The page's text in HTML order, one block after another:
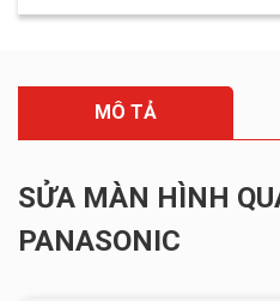
MÔ TẢ
SỬA MÀN HÌNH
PANASONIC